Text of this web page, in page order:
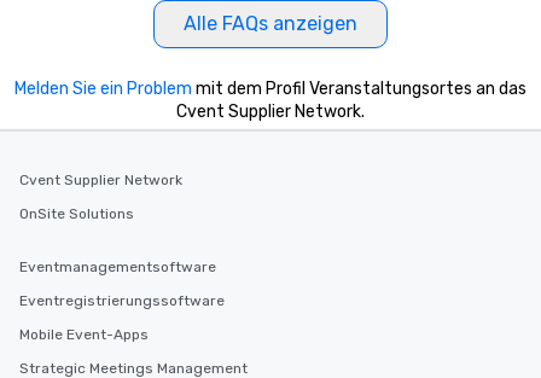
Alle FAQs anzeigen
Melden Sie ein Problem mit dem Profil Veranstaltungsortes an das
Cvent Supplier Network.
Cvent Supplier Network
OnSite Solutions
Eventmanagementsoftware
Eventregistrierungssoftware
Mobile Event-Apps
Strategic Meetings Management